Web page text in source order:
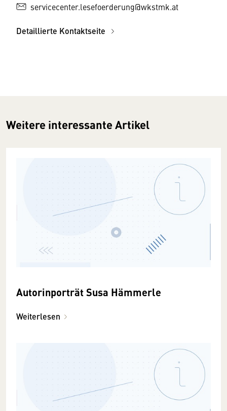
servicecenter.lesefoerderung@wkstmk.at
Detaillierte Kontaktseite
Weitere interessante Artikel
Autorinporträt Susa Hämmerle
Weiterlesen